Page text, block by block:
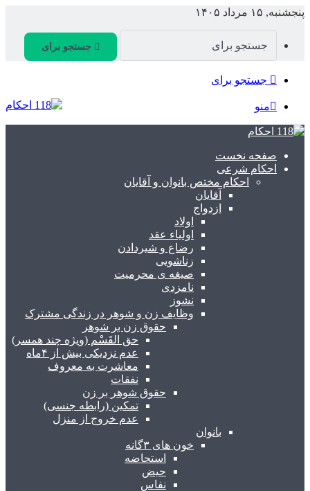
پنجشنبه, ۱۵ مرداد ۱۴۰۵
جستجو برای
جستجو برای
منو
صفحه نخست
احکام شرعی
احکام مختص بانوان و آقایان
آقایان
ازدواج
اولاد
اولیاء عقد
رضاع و شیردادن
زناشویی
صیغه ی محرمیت
نامزدی
نشوز
وظایف زن و شوهر در زندگی مشترک
حقوق زن بر شوهر
حق القَسْم (ویژه چند همسر)
عدم نزدیکی بیش از ۴ماه
معاشرت به معروف
نفقات
حقوق شوهر بر زن
تمکین (رابطه جنسی)
عدم خروج از منزل
بانوان
خون های ۳گانه
استحاضه
حیض
نفاس